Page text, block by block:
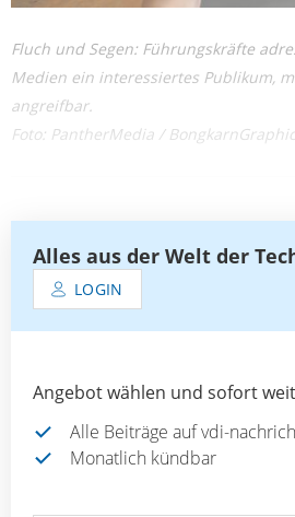
Fluch und Segen: Führungskräfte
Medien ein interessiertes Publikum,
angreifbar.
Foto: PantherMedia / BongkarnGraphic
Alles aus der Welt der
LOGIN
Angebot wählen und sofort
Alle Beiträge auf vdi-
Monatlich kündbar